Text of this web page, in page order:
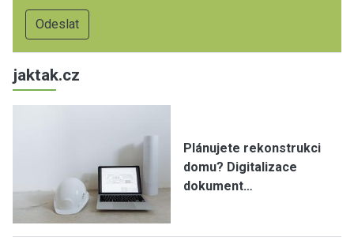
jaktak.cz
Plánujete rekonstrukci
domu? Digitalizace
dokument…